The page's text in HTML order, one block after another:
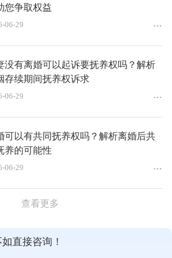
您争取权益
06-29
没有离婚可以起诉要抚养权吗？解析
存续期间抚养权诉求
06-29
可以有共同抚养权吗？解析离婚后共
养的可能性
06-29
查看更多
直接咨询！